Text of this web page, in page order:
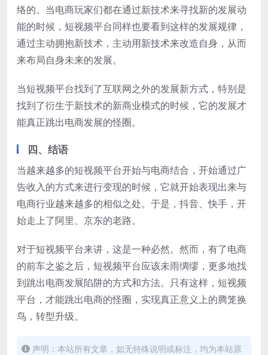
络的。当电商玩家们都在通过新技术来寻找新的发展动
能的时候，短视频平台同样也要看到这样的发展规律，
通过主动拥抱新技术，主动用新技术来改造自身，从而
来布局自身未来的发展。
当短视频平台找到了互联网之外的发展新方式，特别是
找到了衍生于新技术的新商业模式的时候，它的发展才
能真正跳出电商发展的怪圈。
四、结语
当越来越多的短视频平台开始与电商结合，开始通过广
告收入的方式来进行变现的时候，它就开始表现出来与
电商行业越来越多的相似之处。于是，抖音、快手，开
始走上了阿里、京东的老路。
对于短视频平台来讲，这是一种必然。然而，有了电商
的前车之鉴之后，短视频平台应该未雨绸缪，更多地找
到跳出电商发展陷阱的方式和方法。只有这样，短视频
平台，才能跳出电商的怪圈，实现真正意义上的腾笼换
鸟，转型升级。
声明：本站所有文章，如无特殊说明或标注，均为本站原